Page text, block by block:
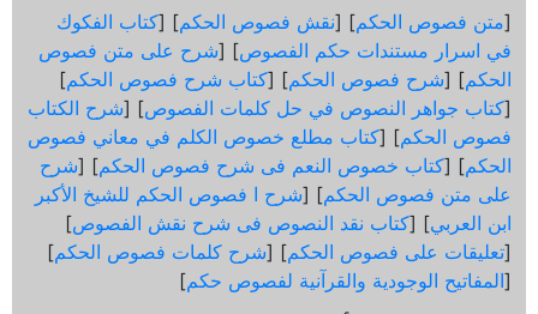
[متن فصوص الحكم] [نقش فصوص الحكم] [كتاب الفكوك
في اسرار مستندات حكم الفصوص] [شرح على متن فصوص
الحكم] [شرح فصوص الحكم] [كتاب شرح فصوص الحكم]
[كتاب جواهر النصوص في حل كلمات الفصوص] [شرح الكتاب
فصوص الحكم] [كتاب مطلع خصوص الكلم في معاني فصوص
الحكم] [كتاب خصوص النعم فى شرح فصوص الحكم] [شرح
على متن فصوص الحكم] [شرح ا فصوص الحكم للشيخ الأكبر
ابن العربي] [كتاب نقد النصوص فى شرح نقش الفصوص]
[تعليقات على فصوص الحكم] [شرح كلمات فصوص الحكم]
[المفاتيح الوجودية والقرآنیة لفصوص حكم]